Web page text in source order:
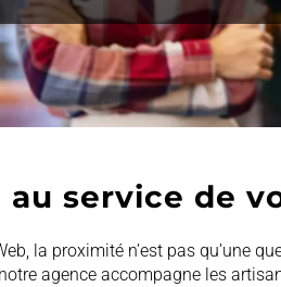
au service de
la proximité n’est pas qu’une
agence accompagne les